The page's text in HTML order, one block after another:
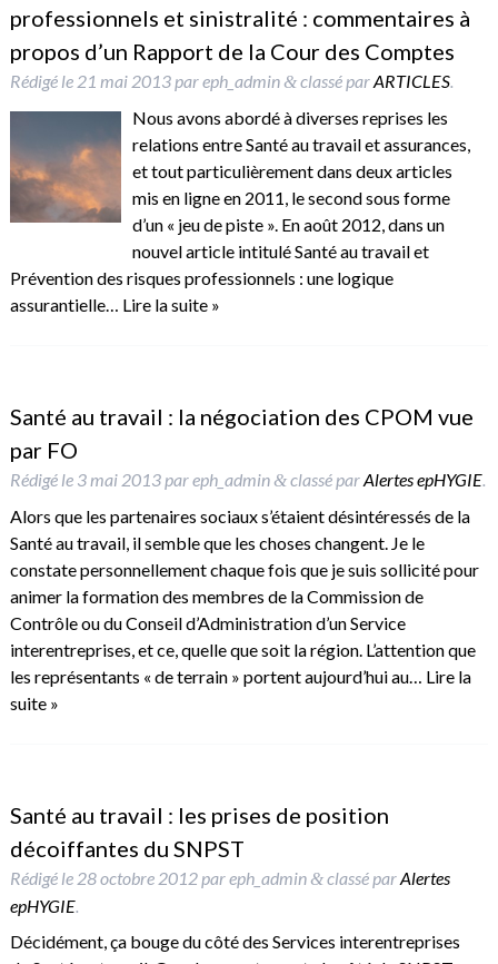
professionnels et sinistralité : commentaires à
propos d’un Rapport de la Cour des Comptes
Rédigé le 21 mai 2013pareph_admin &classé parARTICLES.
Nous avons abordé à diverses reprises les
relations entre Santé au travail et assurances,
et tout particulièrement dans deux articles
mis en ligne en 2011, le second sous forme
d’un « jeu de piste ». En août 2012, dans un
nouvel article intitulé Santé au travail et
Prévention des risques professionnels : une logique
assurantielle… Lire la suite »
Santé au travail : la négociation des CPOM vue
par FO
Rédigé le 3 mai 2013pareph_admin &classé parAlertes epHYGIE.
Alors que les partenaires sociaux s’étaient désintéressés de la
Santé au travail, il semble que les choses changent. Je le
constate personnellement chaque fois que je suis sollicité pour
animer la formation des membres de la Commission de
Contrôle ou du Conseil d’Administration d’un Service
interentreprises, et ce, quelle que soit la région. L’attention que
les représentants « de terrain » portent aujourd’hui au… Lire la
suite »
Santé au travail : les prises de position
décoiffantes du SNPST
Rédigé le 28 octobre 2012pareph_admin &classé parAlertes
epHYGIE.
Décidément, ça bouge du côté des Services interentreprises